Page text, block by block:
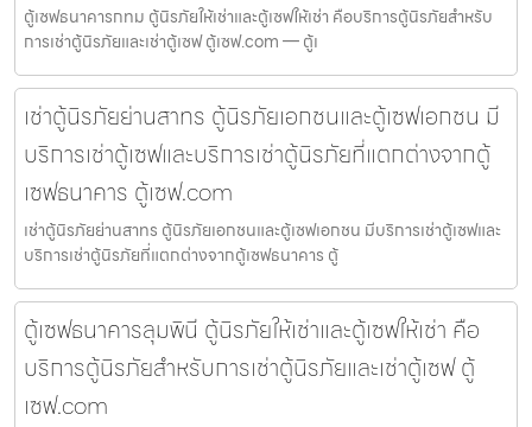
ตู้เซฟธนาคารกทม ตู้นิรภัยให้เช่าและตู้เซฟให้เช่า คือบริการตู้นิรภัยสำหรับ
การเช่าตู้นิรภัยและเช่าตู้เซฟ ตู้เซฟ.com — ตู้เ
เช่าตู้นิรภัยย่านสาทร ตู้นิรภัยเอกชนและตู้เซฟเอกชน มี
บริการเช่าตู้เซฟและบริการเช่าตู้นิรภัยที่แตกต่างจากตู้
เซฟธนาคาร ตู้เซฟ.com
เช่าตู้นิรภัยย่านสาทร ตู้นิรภัยเอกชนและตู้เซฟเอกชน มีบริการเช่าตู้เซฟและ
บริการเช่าตู้นิรภัยที่แตกต่างจากตู้เซฟธนาคาร ตู้
ตู้เซฟธนาคารลุมพินี ตู้นิรภัยให้เช่าและตู้เซฟให้เช่า คือ
บริการตู้นิรภัยสำหรับการเช่าตู้นิรภัยและเช่าตู้เซฟ ตู้
เซฟ.com